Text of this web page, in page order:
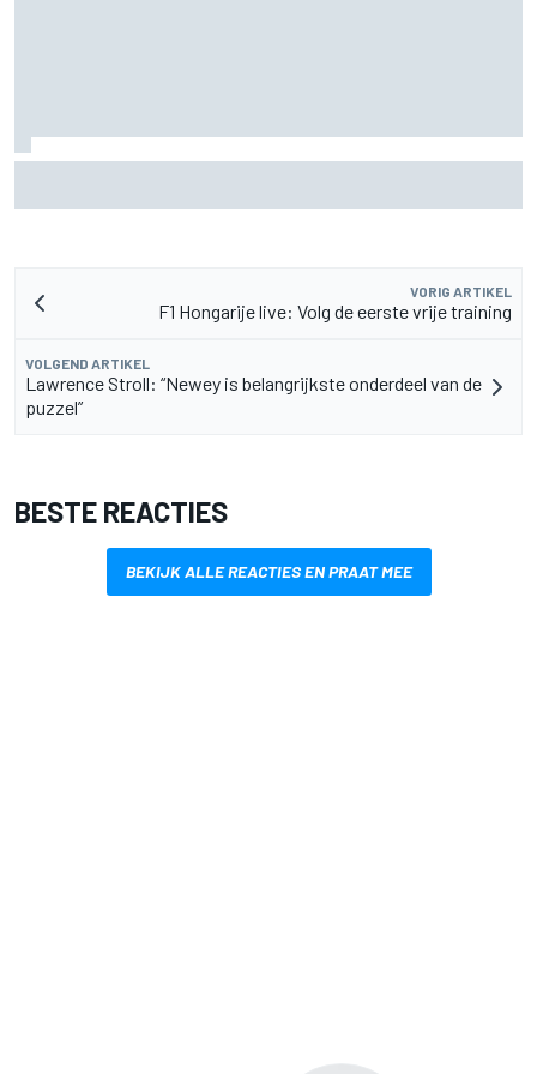
VORIG ARTIKEL
F1 Hongarije live: Volg de eerste vrije training
VOLGEND ARTIKEL
Lawrence Stroll: “Newey is belangrijkste onderdeel van de
puzzel”
BESTE REACTIES
BEKIJK ALLE REACTIES EN PRAAT MEE